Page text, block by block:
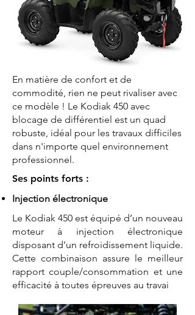
En matière de confort et de
commodité, rien ne peut rivaliser avec
ce modèle ! Le Kodiak 450 avec
blocage de différentiel est un quad
robuste, idéal pour les travaux difficiles
dans n'importe quel environnement
professionnel.
Ses points forts :
Injection électronique
Le Kodiak 450 est équipé d’un nouveau
moteur à injection électronique
disposant d’un refroidissement liquide.
Cette combinaison assure le meilleur
rapport couple/consommation et une
efficacité à toutes épreuves au travai